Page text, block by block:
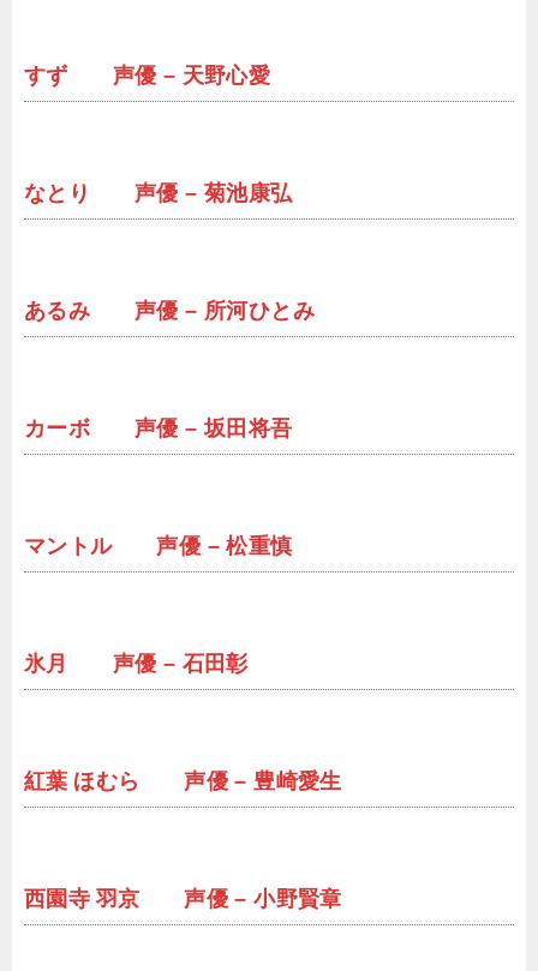
すず 声優 – 天野心愛
なとり 声優 – 菊池康弘
あるみ 声優 – 所河ひとみ
カーボ 声優 – 坂田将吾
マントル 声優 – 松重慎
氷月 声優 – 石田彰
紅葉 ほむら 声優 – 豊崎愛生
西園寺 羽京 声優 – 小野賢章